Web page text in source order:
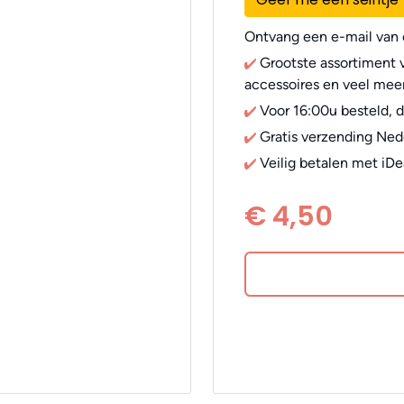
Ontvang een e-mail van
Grootste assortiment
accessoires en veel
Voor 16:00u besteld,
Gratis verzending
Veilig betalen met
€ 4,50